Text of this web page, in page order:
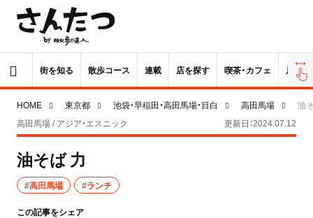
街を知る 散歩コース 連載 店を探す 喫茶・カフェ 居酒屋
HOME 東京都 池袋・早稲田・高田馬場・目白 高田馬場
油
高田馬場 / アジア・エスニック
更新日：2024.07.12
油そば 力
#高田馬場 #ランチ
この記事をシェア